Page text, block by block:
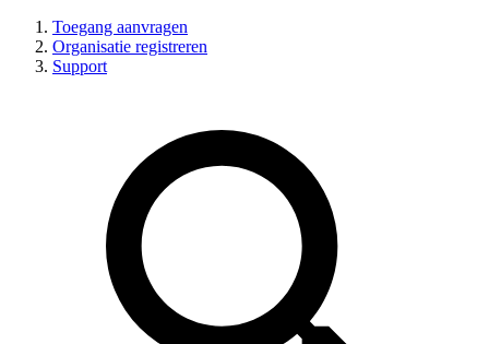
Toegang aanvragen
Organisatie registreren
Support